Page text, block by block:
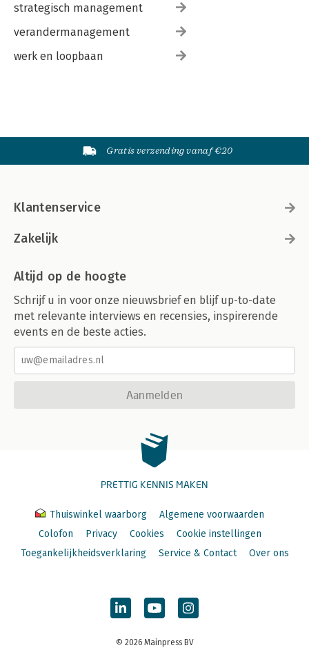
strategisch management
verandermanagement
werk en loopbaan
Gratis verzending vanaf €20
Klantenservice
Zakelijk
Altijd op de hoogte
Schrijf u in voor onze nieuwsbrief en blijf up-to-date
met relevante interviews en recensies, inspirerende
events en de beste acties.
Aanmelden
PRETTIG KENNIS MAKEN
Thuiswinkel waarborg
Algemene voorwaarden
Colofon
Privacy Cookies
Cookie instellingen
Toegankelijkheidsverklaring
Service & Contact Over ons
© 2026 Mainpress BV